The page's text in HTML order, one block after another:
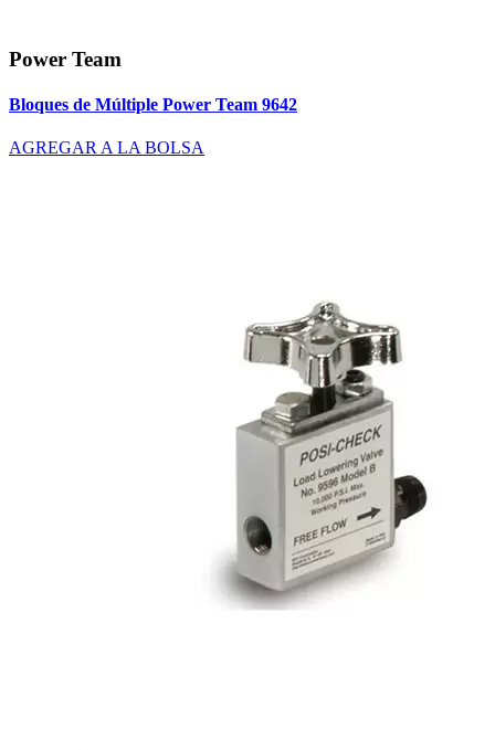
Power Team
Bloques de Múltiple Power Team 9642
AGREGAR A LA BOLSA